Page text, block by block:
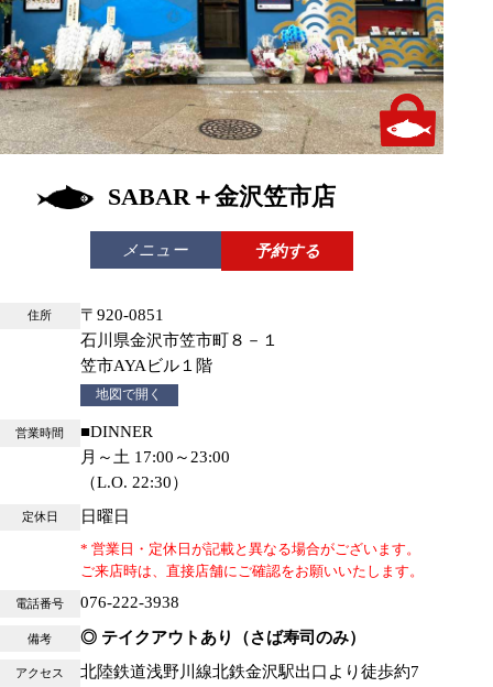
テイクアウトあり
SABAR＋金沢笠市店
メニュー 予約する
住所
〒920-0851
石川県金沢市笠市町８－１
笠市AYAビル１階
地図で開く
営業時間
■DINNER
月～土 17:00～23:00
（L.O. 22:30）
定休日 日曜日
* 営業日・定休日が記載と異なる場合がございます。
ご来店時は、直接店舗にご確認をお願いいたします。
電話番号 076-222-3938
備考 ◎ テイクアウトあり（さば寿司のみ）
アクセス
北陸鉄道浅野川線北鉄金沢駅出口より徒歩約7